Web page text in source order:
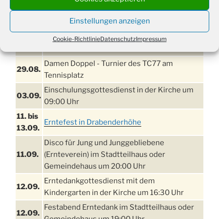
Einstellungen anzeigen
Cookie-RichtlinieDatenschutzImpressum
Sommerfreizeit der Ev. Jugend in Berlin für
29.08.
Damen Doppel - Turnier des TC77 am
Tennisplatz
03.09.
Einschulungsgottesdienst in der Kirche um
09:00 Uhr
11. bis
13.09.
Erntefest in Drabenderhöhe
11.09.
Disco für Jung und Junggebliebene
(Ernteverein) im Stadtteilhaus oder
Gemeindehaus um 20:00 Uhr
12.09.
Erntedankgottesdienst mit dem
Kindergarten in der Kirche um 16:30 Uhr
12.09.
Festabend Erntedank im Stadtteilhaus oder